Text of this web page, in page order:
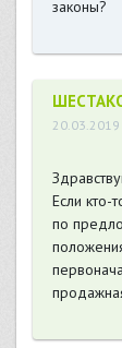
законы?
Если кто-
по